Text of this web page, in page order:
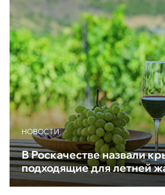
НОВОСТИ
В Роскачестве назвали
подходящие для летней